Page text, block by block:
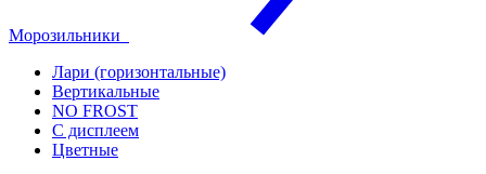
Морозильники
Лари (горизонтальные)
Вертикальные
NO FROST
С дисплеем
Цветные